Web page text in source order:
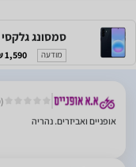
מודעה 1,590 ₪
(50)
אופניים ואביזרים. נהריה